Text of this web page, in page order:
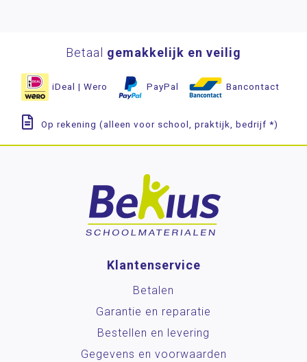
Betaal gemakkelijk en veilig
iDeal | Wero PayPal Bancontact
Op rekening (alleen voor school, praktijk, bedrijf *)
Klantenservice
Betalen
Garantie en reparatie
Bestellen en levering
Gegevens en voorwaarden